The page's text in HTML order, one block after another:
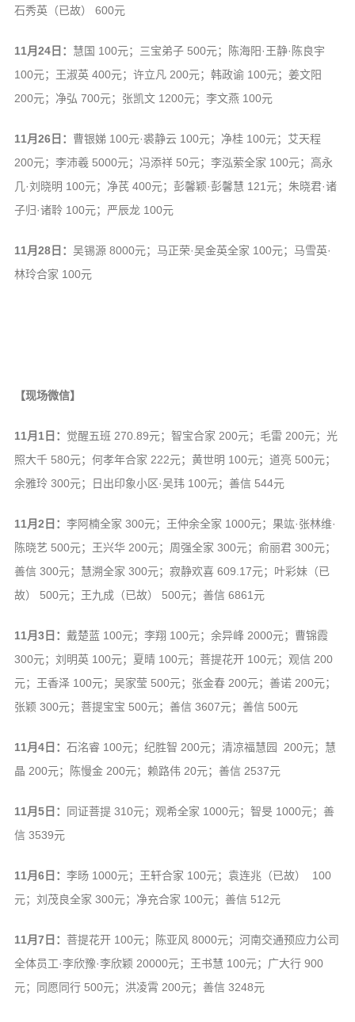
石秀英（已故） 600元
11月24日： 慧国 100元；三宝弟子 500元；陈海阳·王静·陈良宇
100元；王淑英 400元；许立凡 200元；韩政谕 100元；姜文阳
200元；净弘 700元；张凯文 1200元；李文燕 100元
11月26日： 曹银娣 100元·裘静云 100元；净桂 100元；艾天程
200元；李沛羲 5000元；冯添祥 50元；李泓萦全家 100元；高永
几·刘晓明 100元；净芪 400元；彭馨颖·彭馨慧 121元；朱晓君·诸
子归·诸聆 100元；严辰龙 100元
11月28日： 吴锡源 8000元；马正荣·吴金英全家 100元；马雪英·
林玲合家 100元
【现场微信】
11月1日： 觉醒五班 270.89元；智宝合家 200元；毛雷 200元；光
照大千 580元；何孝年合家 222元；黄世明 100元；道亮 500元；
余雅玲 300元；日出印象小区·吴玮 100元；善信 544元
11月2日： 李阿楠全家 300元；王仲余全家 1000元；果竑·张林维·
陈晓艺 500元；王兴华 200元；周强全家 300元；俞丽君 300元；
善信 300元；慧溯全家 300元；寂静欢喜 609.17元；叶彩妹（已
故） 500元；王九成（已故） 500元；善信 6861元
11月3日： 戴楚蓝 100元；李翔 100元；余异峰 2000元；曹锦霞
300元；刘明英 100元；夏晴 100元；菩提花开 100元；观信 200
元；王香泽 100元；吴家莹 500元；张金春 200元；善诺 200元；
张颖 300元；菩提宝宝 500元；善信 3607元；善信 500元
11月4日： 石洺睿 100元；纪胜智 200元；清凉福慧园 200元；慧
晶 200元；陈慢金 200元；赖路伟 20元；善信 2537元
11月5日：
同证菩提 310元；观希全家 1000元；智旻 1000元；善
信 3539元
11月6日： 李旸 1000元；王轩合家 100元；袁连兆（已故） 100
元；刘茂良全家 300元；净充合家 100元；善信 512元
11月7日： 菩提花开 100元；陈亚风 8000元；河南交通预应力公司
全体员工·李欣豫·李欣颖 20000元；王书慧 100元；广大行 900
元；同愿同行 500元；洪凌霄 200元；善信 3248元